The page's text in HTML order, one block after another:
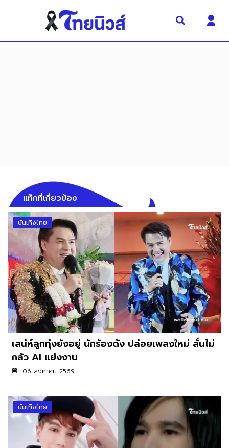
แท็กที่เกี่ยวข้อง
บันเทิงไทย
เสน่ห์ลูกทุ่งยังอยู่ นักร้องดัง ปล่อยเพลงใหม่ ลั่นไม่
กลัว AI แย่งงาน
06 สิงหาคม 2569
บันเทิงไทย